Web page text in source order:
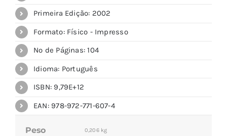
Primeira Edição: 2002
Formato: Físico - Impresso
Nº de Páginas: 104
Idioma: Português
ISBN: 9,79E+12
EAN: 978-972-771-607-4
Peso 0,206 kg